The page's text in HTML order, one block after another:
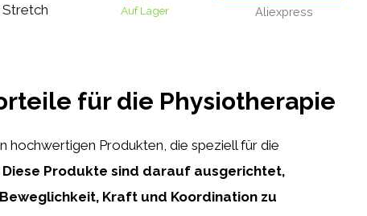
Stretch
Auf Lager Aliexpress
für die Physiotherapie
hochwertigen Produkten, die speziell für die
Diese Produkte sind darauf ausgerichtet,
Kraft und Koordination zu